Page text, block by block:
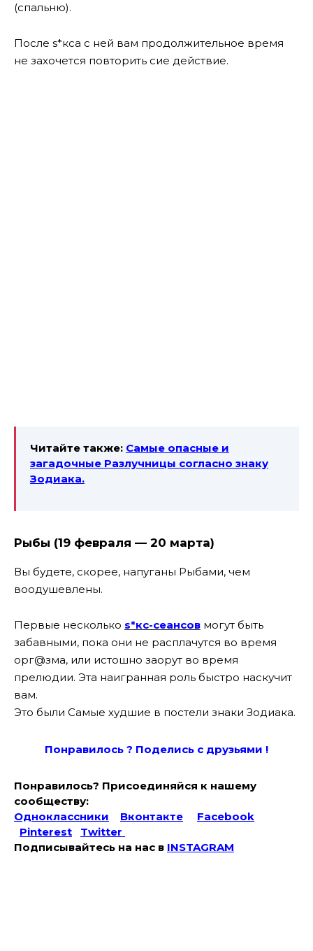
(спальню).
После s*кса с ней вам продолжительное время
не захочется повторить сие действие.
Читайте также: Самые опасные и
загадочные Разлучницы согласно знаку
Зодиака.
Рыбы (19 февраля — 20 марта)
Вы будете, скорее, напуганы Рыбами, чем
воодушевлены.
Первые несколько s*кс-сеансов могут быть
забавными, пока они не расплачутся во время
орг@зма, или истошно заорут во время
прелюдии. Эта наигранная роль быстро наскучит
вам.
Это были Самые худшие в постели знаки Зодиака.
Понравилось ? Поделись с друзьями !
Понравилось? Присоединяйся к нашему
сообществу:
Одноклассники
Вконтакте
Facebook
Pinterest
Twitter
Подписывайтесь на наc в INSTAGRAM